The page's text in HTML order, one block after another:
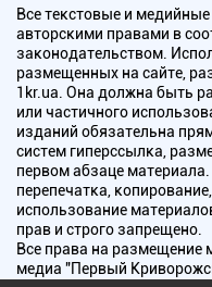
Все текстовые и
авторскими правами в
законодательством.
размещенных на сайте,
1kr.ua. Она должна быть
или частичного
изданий обязательна
систем гиперссылка,
первом абзаце
перепечатка,
использование
прав и строго запрещено.
Все права на размещение
медиа "Первый